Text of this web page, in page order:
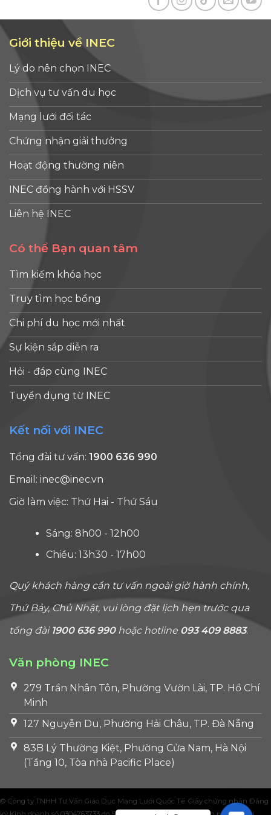
Giới thiệu về INEC
Lý do nên chọn INEC
Dịch vụ tư vấn du học
Mạng lưới đối tác
Chứng nhận giải thưởng
Hoạt động thường niên
INEC đồng hành với HSSV
Liên hệ INEC
Có thể Bạn quan tâm
Tìm kiếm khóa học
Truy tìm học bổng
Chi phí du học mới nhất
Sự kiện sắp diễn ra
Hỏi - đáp cùng INEC
Tuyển dụng từ INEC
Kết nối với INEC
Tổng đài tư vấn: 1900 636 990
Email: inec@inec.vn
Giờ làm việc: Thứ Hai - Thứ Sáu
Sáng: 8h00 - 12h00
Chiều: 13h30 - 17h00
Quý khách hàng cần tư vấn ngoài giờ hành chính,
Thứ Bảy, Chủ Nhật, vui lòng đặt lịch hẹn trước qua
tổng đài 1900 636 990hoặc hotline 093 409 8883.
Văn phòng INEC
279 Trần Nhân Tôn, Phường Vườn Lài, TP. Hồ Chí
Minh
127 Nguyễn Du, Phường Hải Châu, TP. Đà Nẵng
83B Lý Thường Kiệt, Phường Cửa Nam, Hà Nội
(Tầng 10, Tòa nhà Pacific Place)
© Công ty TNHH Tư Vấn Giáo Dục Mạng Lưới Quốc Tế. Giấy chứng nhận Đăng